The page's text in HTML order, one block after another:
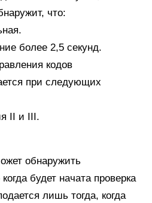
что:
более 2,5 секунд.
кодов
при следующих
II и III.
обнаружить
будет начата проверка
лишь тогда, когда